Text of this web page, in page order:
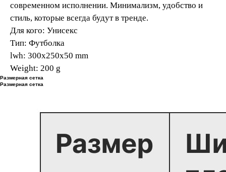
современном исполнении. Минимализм, удобство и
стиль, которые всегда будут в тренде.
Для кого: Унисекс
Тип: Футболка
lwh: 300x250x50 mm
Weight: 200 g
Размерная сетка
Размерная сетка